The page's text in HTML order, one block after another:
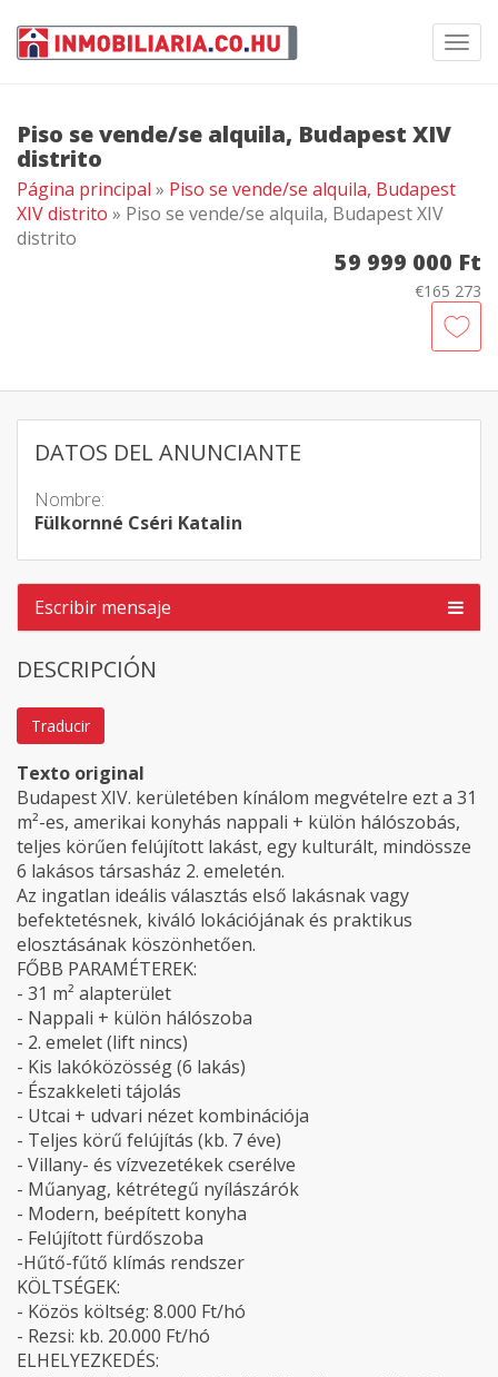
Piso se vende/se alquila, Budapest XIV
distrito
Página principal » Piso se vende/se alquila, Budapest
XIV distrito » Piso se vende/se alquila, Budapest XIV
distrito
59 999 000 Ft
€165 273
DATOS DEL ANUNCIANTE
Nombre:
Fülkornné Cséri Katalin
Escribir mensaje
DESCRIPCIÓN
Traducir
Texto original
Budapest XIV. kerületében kínálom megvételre ezt a 31
m²-es, amerikai konyhás nappali + külön hálószobás,
teljes körűen felújított lakást, egy kulturált, mindössze
6 lakásos társasház 2. emeletén.
Az ingatlan ideális választás első lakásnak vagy
befektetésnek, kiváló lokációjának és praktikus
elosztásának köszönhetően.
FŐBB PARAMÉTEREK:
- 31 m² alapterület
- Nappali + külön hálószoba
- 2. emelet (lift nincs)
- Kis lakóközösség (6 lakás)
- Északkeleti tájolás
- Utcai + udvari nézet kombinációja
- Teljes körű felújítás (kb. 7 éve)
- Villany- és vízvezetékek cserélve
- Műanyag, kétrétegű nyílászárók
- Modern, beépített konyha
- Felújított fürdőszoba
-Hűtő-fűtő klímás rendszer
KÖLTSÉGEK:
- Közös költség: 8.000 Ft/hó
- Rezsi: kb. 20.000 Ft/hó
ELHELYEZKEDÉS: